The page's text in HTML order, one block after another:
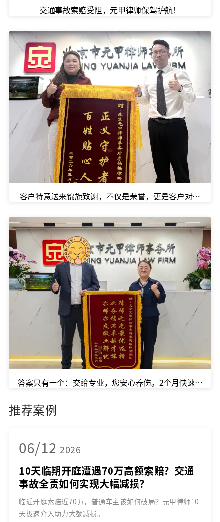
交通事故索赔受阻，元甲律师保驾护航！
客户特意送来锦旗致谢，不仅是荣誉，更是客户对我们口
答案只有一个：交给专业，您安心养伤。2个月快速达成
推荐案例
06/12 2026
10天临期开庭遭遇70万高额索赔？交通
事故全责如何实现大幅减损？
临近开庭索赔近70万，普通车主该如何破局？元甲律师10
天极速介入助力大额减损。